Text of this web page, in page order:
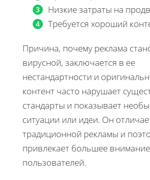
Низкие затраты на
Требуется хороший
Причина, почему реклама
вирусной, заключается в ее
нестандартности и
контент часто нарушает
стандарты и показывает
ситуации или идеи. Он
традиционной рекламы и
привлекает большее внимание
пользователей.